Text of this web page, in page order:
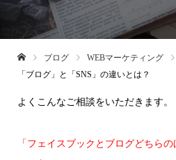
ブログ WEBマーケティング
「ブログ」と「SNS」の違いとは？
よくこんなご相談をいただきます。
「フェイスブックとブログどちら